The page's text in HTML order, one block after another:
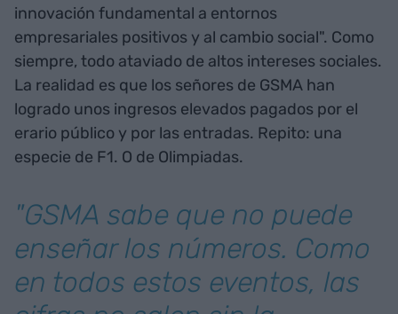
innovación fundamental a entornos
empresariales positivos y al cambio social". Como
siempre, todo ataviado de altos intereses sociales.
La realidad es que los señores de GSMA han
logrado unos ingresos elevados pagados por el
erario público y por las entradas. Repito: una
especie de F1. O de Olimpiadas.
"GSMA sabe que no puede
enseñar los números. Como
en todos estos eventos, las